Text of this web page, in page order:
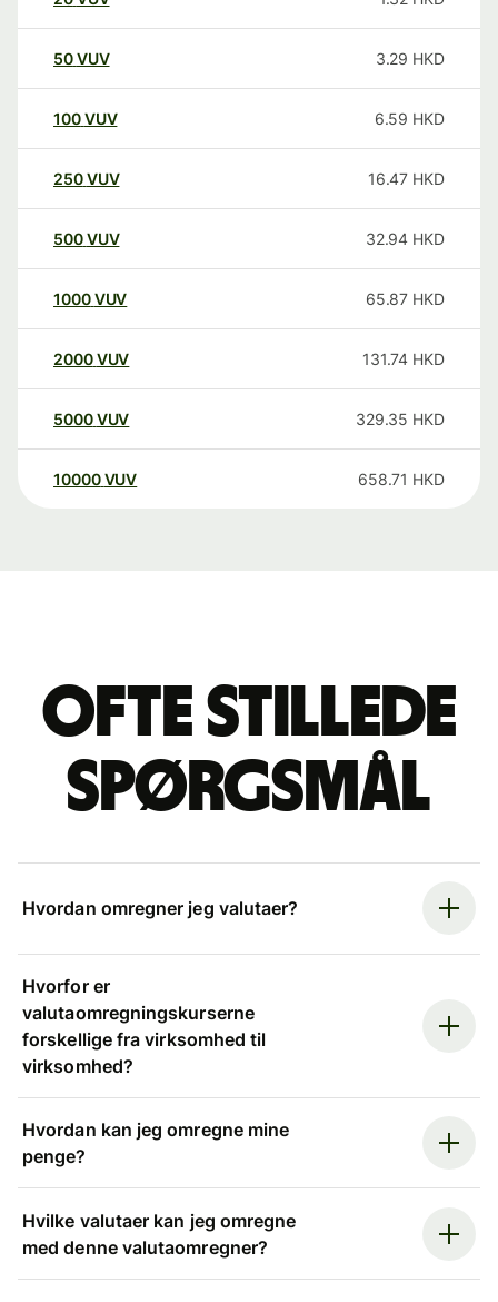
50VUV 3.29 HKD
100VUV 6.59 HKD
250VUV 16.47 HKD
500VUV 32.94 HKD
1000VUV 65.87 HKD
2000VUV 131.74 HKD
5000VUV 329.35 HKD
10000 VUV 658.71 HKD
Ofte stillede
spørgsmål
Hvordan omregner jeg valutaer?
Hvorfor er
valutaomregningskurserne
forskellige fra virksomhed til
virksomhed?
Hvordan kan jeg omregne mine
penge?
Hvilke valutaer kan jeg omregne
med denne valutaomregner?